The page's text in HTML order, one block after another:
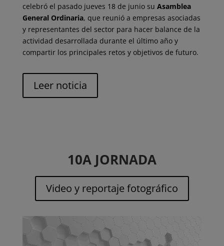
celebró el pasado jueves 18 de junio su Asamblea
General Ordinaria, que reunió a empresas asociadas
y representantes del sector para hacer balance de la
actividad desarrollada durante el último año y
compartir los principales retos y objetivos de futuro.
Leer noticia
10A JORNADA
Video y reportaje fotográfico